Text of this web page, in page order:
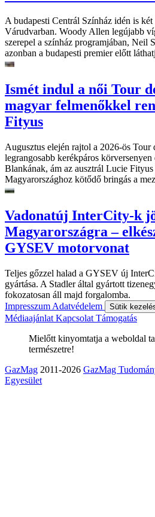
A budapesti Centrál Színház idén is
Várudvarban. Woody Allen legújabb
szerepel a színház programjában, Neil
azonban a budapesti premier előtt
Ismét indul a női Tour
magyar felmenőkkel
Fityus
Augusztus elején rajtol a 2026-ös Tour
legrangosabb kerékpáros
Blankának, ám az ausztrál Lucie
Magyarországhoz kötődő bringás a
Vadonatúj InterCity-k
Magyarországra –
GYSEV motorvonat
Teljes gőzzel halad a GYSEV új
gyártása. A Stadler által gyártott
fokozatosan áll majd forgalomba.
Impresszum Adatvédelem Sütik
Médiaajánlat Kapcsolat Támogatás
Mielőtt kinyomtatja a weboldal
természetre!
GazMag 2011-2026 GazMag
Egyesület